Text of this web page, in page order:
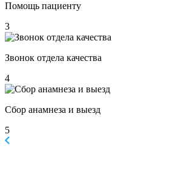
Помощь пациенту
3
Звонок отдела качества
4
Сбор анамнеза и выезд
5